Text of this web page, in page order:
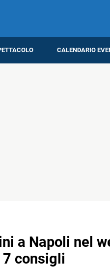
CALENDARIO
a Napoli nel
consigli